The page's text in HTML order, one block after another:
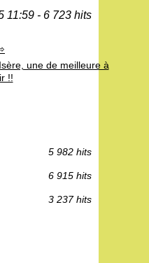
11:59 - 6 723 hits
une de meilleure à
!!
5 982 hits
6 915 hits
3 237 hits